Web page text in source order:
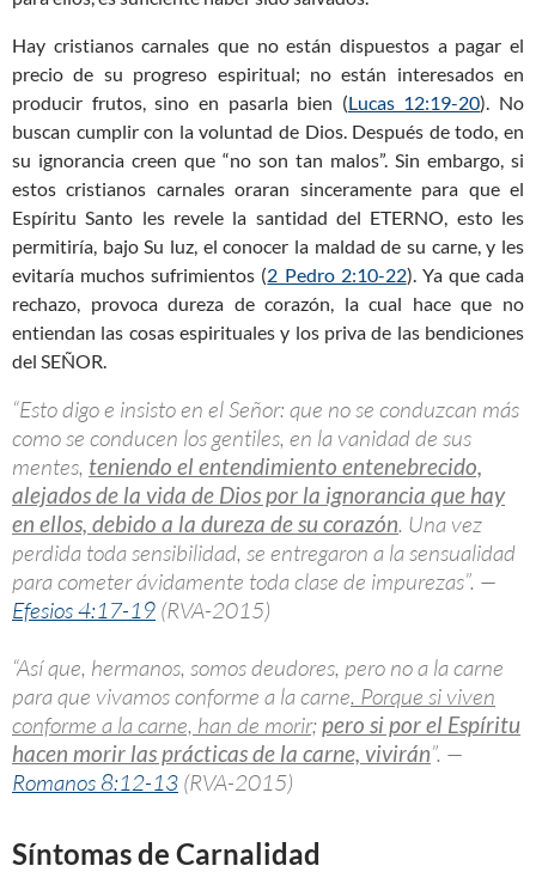
Hay cristianos carnales que no están dispuestos a pagar el
precio de su progreso espiritual; no están interesados en
producir frutos, sino en pasarla bien (Lucas 12:19-20). No
buscan cumplir con la voluntad de Dios. Después de todo, en
su ignorancia creen que “no son tan malos”. Sin embargo, si
estos cristianos carnales oraran sinceramente para que el
Espíritu Santo les revele la santidad del ETERNO, esto les
permitiría, bajo Su luz, el conocer la maldad de su carne, y les
evitaría muchos sufrimientos (2 Pedro 2:10-22). Ya que cada
rechazo, provoca dureza de corazón, la cual hace que no
entiendan las cosas espirituales y los priva de las bendiciones
del SEÑOR.
“Esto digo e insisto en el Señor: que no se conduzcan más
como se conducen los gentiles, en la vanidad de sus
mentes, teniendo el entendimiento entenebrecido,
alejados de la vida de Dios por la ignorancia que hay
en ellos, debido a la dureza de su corazón. Una vez
perdida toda sensibilidad, se entregaron a la sensualidad
para cometer ávidamente toda clase de impurezas”. —
Efesios 4:17-19 (RVA-2015)
“Así que, hermanos, somos deudores, pero no a la carne
para que vivamos conforme a la carne. Porque si viven
conforme a la carne, han de morir;pero si por el Espíritu
hacen morir las prácticas de la carne, vivirán”. —
Romanos 8:12-13 (RVA-2015)
Síntomas de Carnalidad